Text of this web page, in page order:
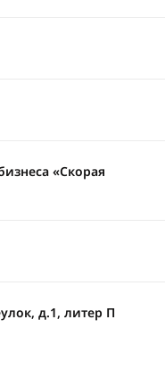
«Скорая
д.1, литер П